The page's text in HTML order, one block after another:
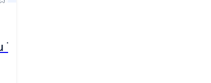
& Lrt